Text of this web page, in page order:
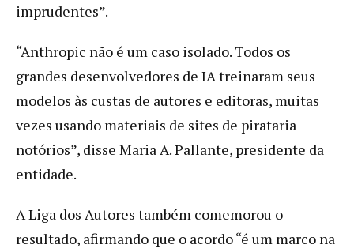
imprudentes”.
“Anthropic não é um caso isolado. Todos os
grandes desenvolvedores de IA treinaram seus
modelos às custas de autores e editoras, muitas
vezes usando materiais de sites de pirataria
notórios”, disse Maria A. Pallante, presidente da
entidade.
A Liga dos Autores também comemorou o
resultado, afirmando que o acordo “é um marco na